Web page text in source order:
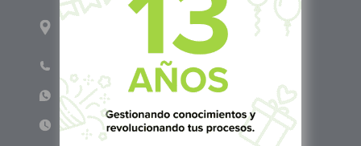
1ro Cll Pte, y 61 Av Nte, #3206, Local 9, San
Teléfono: +503 6986 1402
WhatsApp: +503 7687 3923
Lun - Vie 8:00am - 5:00pm